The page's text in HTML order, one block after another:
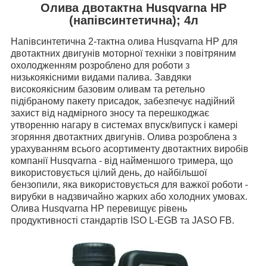
Олива двотактна Husqvarna HP
(напівсинтетична); 4л
Напівсинтетична 2-тактна олива Husqvarna HP для
двотактних двигунів моторної техніки з повітряним
охолодженням розроблено для роботи з
низькоякісними видами палива. Завдяки
високоякісним базовим оливам та ретельно
підібраному пакету присадок, забезпечує надійний
захист від надмірного зносу та перешкоджає
утворенню нагару в системах впуск/випуск і камері
згоряння двотактних двигунів. Олива розроблена з
урахуванням всього асортименту двотактних виробів
компанії Husqvarna - від найменшого тримера, що
використовується цілий день, до найбільшої
бензопили, яка використовується для важкої роботи -
вирубки в надзвичайно жарких або холодних умовах.
Олива Husqvarna HP перевищує рівень
продуктивності стандартів ISO L-EGB та JASO FB.